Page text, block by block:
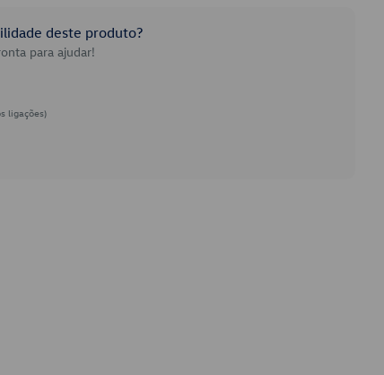
deste produto?
para ajudar!
ligações)